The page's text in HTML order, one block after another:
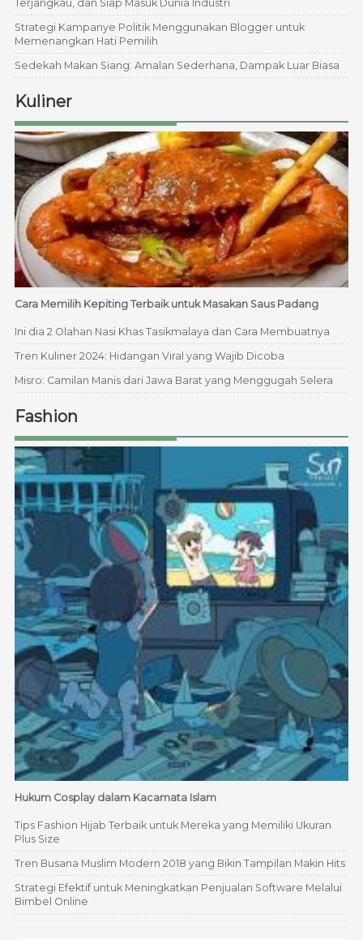
Terjangkau, dan Siap Masuk Dunia Industri
Strategi Kampanye Politik Menggunakan Blogger untuk
Memenangkan Hati Pemilih
Sedekah Makan Siang: Amalan Sederhana, Dampak Luar Biasa
Kuliner
Cara Memilih Kepiting Terbaik untuk Masakan Saus Padang
Ini dia 2 Olahan Nasi Khas Tasikmalaya dan Cara Membuatnya
Tren Kuliner 2024: Hidangan Viral yang Wajib Dicoba
Misro: Camilan Manis dari Jawa Barat yang Menggugah Selera
Fashion
Hukum Cosplay dalam Kacamata Islam
Tips Fashion Hijab Terbaik untuk Mereka yang Memiliki Ukuran
Plus Size
Tren Busana Muslim Modern 2018 yang Bikin Tampilan Makin Hits
Strategi Efektif untuk Meningkatkan Penjualan Software Melalui
Bimbel Online